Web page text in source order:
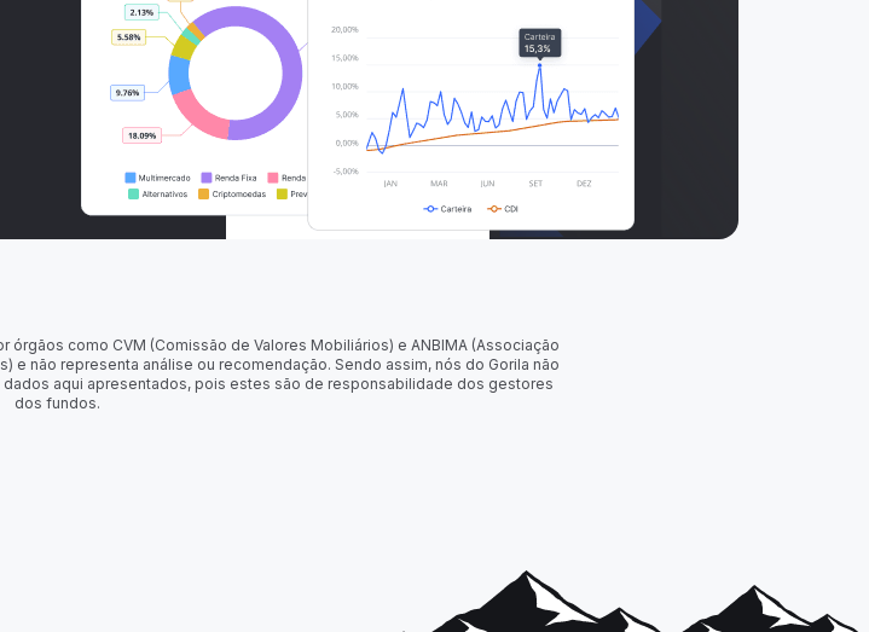
como CVM (Comissão de Valores Mobiliários) e ANBIMA (Associação
e não representa análise ou recomendação. Sendo assim, nós do Gorila não
aqui apresentados, pois estes são de responsabilidade dos gestores
dos fundos.